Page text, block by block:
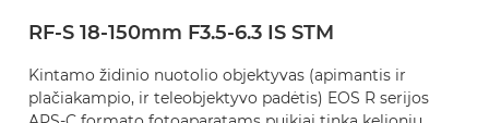
RF-S 18-150mm F3.5-6.3 IS STM
Kintamo židinio nuotolio objektyvas (apimantis ir
plačiakampio, ir teleobjektyvo padėtis) EOS R serijos